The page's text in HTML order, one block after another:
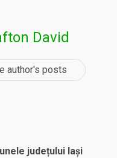
David
author's posts
județului Iași